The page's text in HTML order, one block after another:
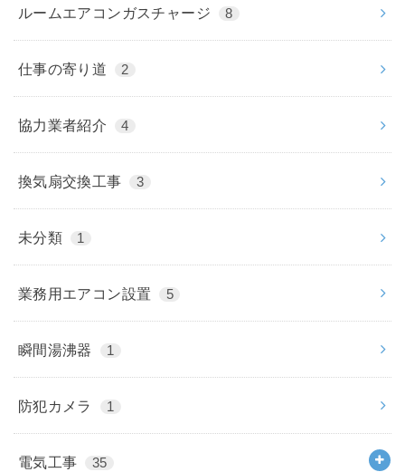
ルームエアコンガスチャージ 8
仕事の寄り道 2
協力業者紹介 4
換気扇交換工事 3
未分類 1
業務用エアコン設置 5
瞬間湯沸器 1
防犯カメラ 1
電気工事 35